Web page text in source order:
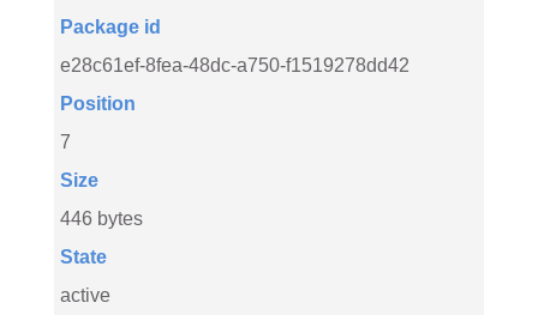
Package id
e28c61ef-8fea-48dc-a750-f1519278dd42
Position
7
Size
446 bytes
State
active